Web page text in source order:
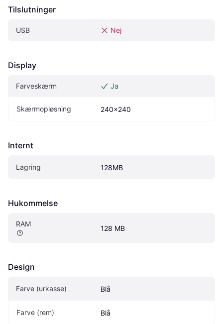
Tilslutninger
USB Nej
Display
Farveskærm Ja
Skærmopløsning 240x240
Internt
Lagring 128MB
Hukommelse
RAM
128 MB
Design
Farve (urkasse) Blå
Farve (rem) Blå